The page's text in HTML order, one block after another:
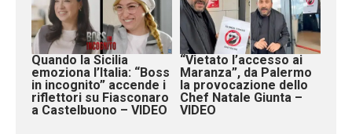
Quando la Sicilia
emoziona l’Italia: “Boss
in incognito” accende i
riflettori su Fiasconaro
a Castelbuono – VIDEO
“Vietato l’accesso ai
Maranza”, da Palermo
la provocazione dello
Chef Natale Giunta –
VIDEO